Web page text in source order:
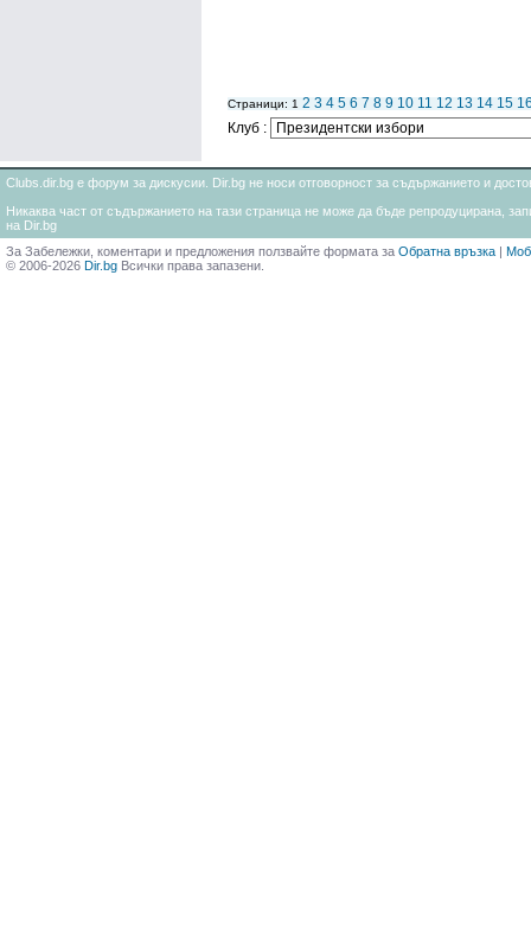
Страници: 1 2 3 4 5 6 7 8 9 10 11 12 13 14 15
Клуб :
Clubs.dir.bg е форум за дискусии. Dir.bg не носи отговорност за съдържанието и
Никаква част от съдържанието на тази страница не може да бъде репродуцирана,
на Dir.bg
За Забележки, коментари и предложения ползвайте формата за Обратна връзка |
© 2006-2026 Dir.bg Всички права запазени.